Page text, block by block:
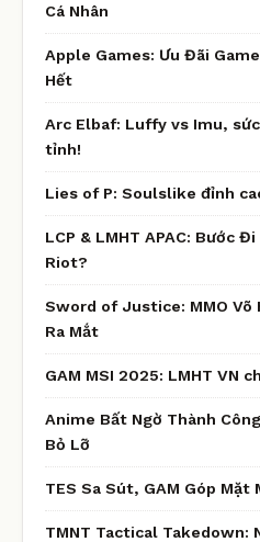
Cá Nhân
Apple Games: Ưu Đãi
Hết
Arc Elbaf: Luffy vs Imu,
tỉnh!
Lies of P: Soulslike đỉnh
LCP & LMHT APAC: Bước
Riot?
Sword of Justice: MMO Võ
Ra Mắt
GAM MSI 2025: LMHT VN
Anime Bất Ngờ Thành
Bỏ Lỡ
TES Sa Sút, GAM Góp Mặt
TMNT Tactical Takedown: